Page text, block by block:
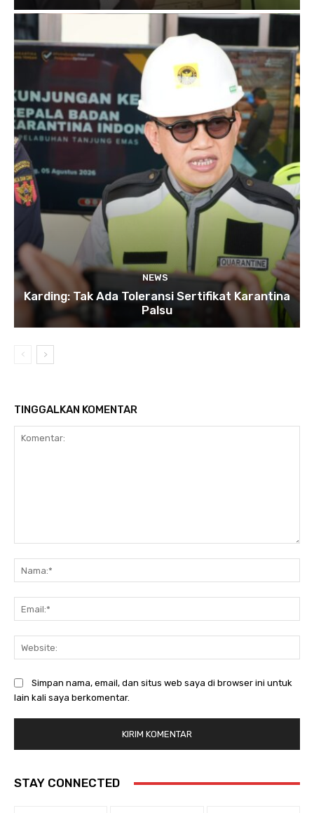
NEWS
Karding: Tak Ada Toleransi Sertifikat Karantina
Palsu
TINGGALKAN KOMENTAR
Simpan nama, email, dan situs web saya di browser ini untuk
lain kali saya berkomentar.
STAY CONNECTED